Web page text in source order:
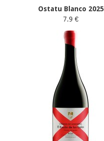
Ostatu Blanco 2025
7.9 €